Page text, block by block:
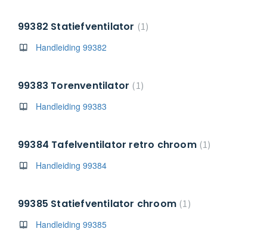
99382 Statiefventilator
1
Handleiding 99382
99383 Torenventilator
1
Handleiding 99383
99384 Tafelventilator retro chroom 1
Handleiding 99384
99385 Statiefventilator chroom 1
Handleiding 99385